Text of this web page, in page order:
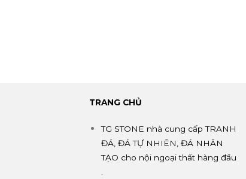
TRANG CHỦ
TG STONE nhà cung cấp TRANH
ĐÁ, ĐÁ TỰ NHIÊN, ĐÁ NHÂN
TẠO cho nội ngoại thất hàng đầu